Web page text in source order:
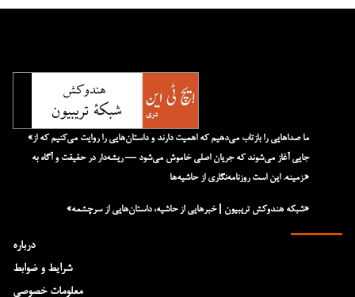
درباره
شرایط و ضوابط
معلومات خصوصی
«ما صداهایی را بازتاب می‌دهیم که اهمیت دارند و داستان‌هایی را روایت می‌کنیم که از
جایی آغاز می‌شوند که جریان اصلی خاموش می‌شود — ریشه‌دار در حقیقت و آگاه به
زمینه. این است روزنامه‌نگاری از حاشیه‌ها.»
«شبکه هند‌و‌کش تریبیون | خبرهایی از حاشیه، داستان‌هایی از سرچشمه»